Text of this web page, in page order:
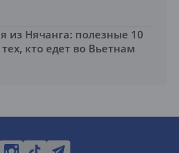
из Нячанга: полезные 10
кто едет во Вьетнам